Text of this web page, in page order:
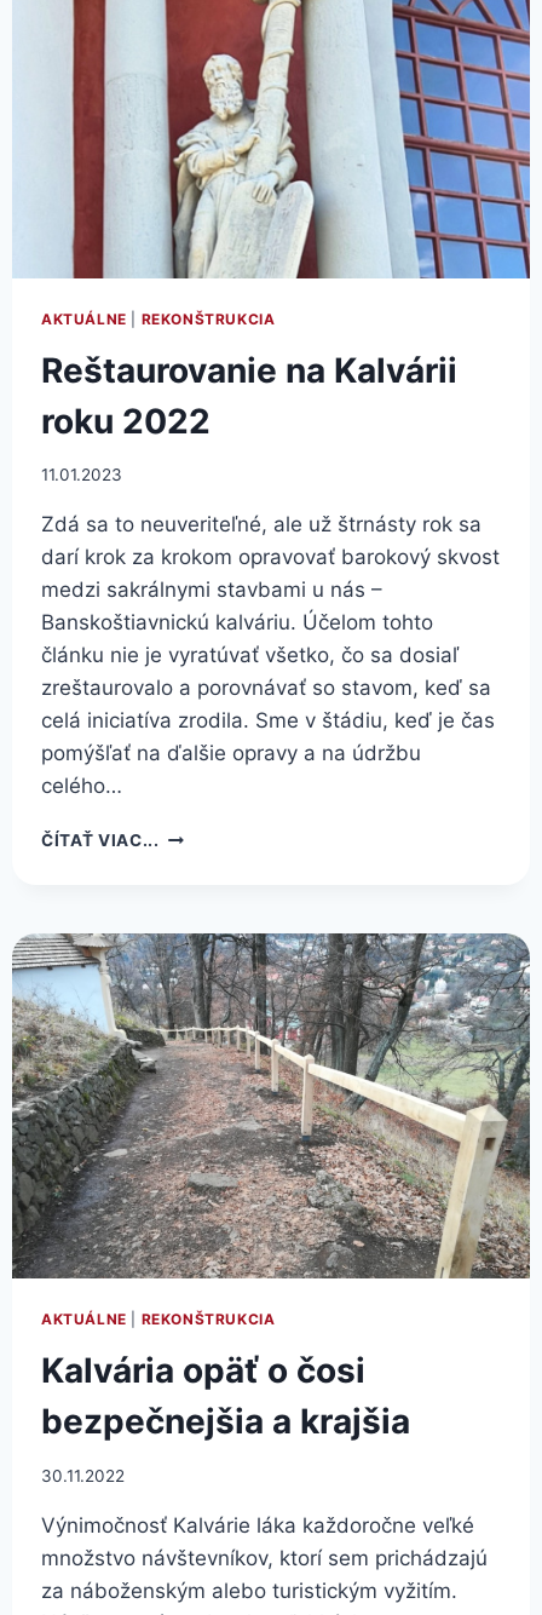
AKTUÁLNE REKONŠTRUKCIA
Reštaurovanie na Kalvárii
roku 2022
11.01.2023
Zdá sa to neuveriteľné, ale už štrnásty rok sa
darí krok za krokom opravovať barokový skvost
medzi sakrálnymi stavbami u nás –
Banskoštiavnickú kalváriu. Účelom tohto
článku nie je vyratúvať všetko, čo sa dosiaľ
zreštaurovalo a porovnávať so stavom, keď sa
celá iniciatíva zrodila. Sme v štádiu, keď je čas
pomýšľať na ďalšie opravy a na údržbu
celého…
ČÍTAŤ VIAC... REŠTAUROVANIE
AKTUÁLNE REKONŠTRUKCIA
Kalvária opäť o čosi
bezpečnejšia a krajšia
30.11.2022
Výnimočnosť Kalvárie láka každoročne veľké
množstvo návštevníkov, ktorí sem prichádzajú
za náboženským alebo turistickým vyžitím.